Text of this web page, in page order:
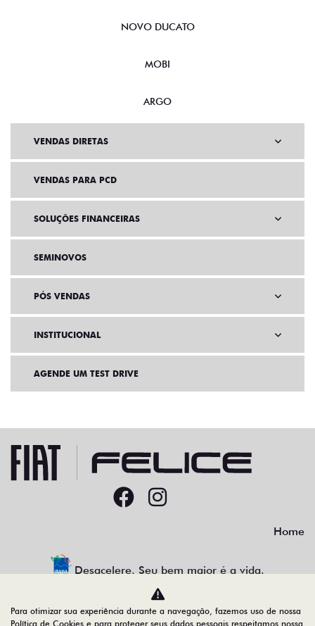
NOVO DUCATO
MOBI
ARGO
VENDAS DIRETAS
VENDAS PARA PCD
SOLUÇÕES FINANCEIRAS
SEMINOVOS
PÓS VENDAS
INSTITUCIONAL
AGENDE UM TEST DRIVE
Home
Desacelere. Seu bem maior é a vida.
Para otimizar sua experiência durante a navegação, fazemos uso de nossa
Política de Cookies e para proteger seus dados pessoais respeitamos nossa